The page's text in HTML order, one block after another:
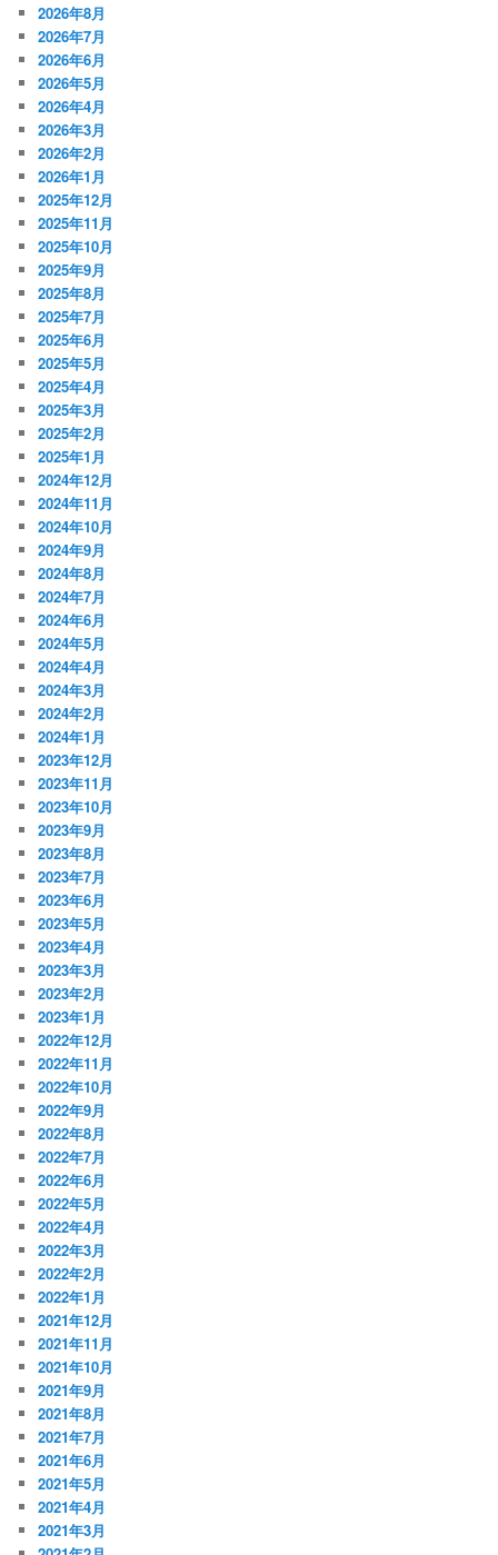
2026年8月
2026年7月
2026年6月
2026年5月
2026年4月
2026年3月
2026年2月
2026年1月
2025年12月
2025年11月
2025年10月
2025年9月
2025年8月
2025年7月
2025年6月
2025年5月
2025年4月
2025年3月
2025年2月
2025年1月
2024年12月
2024年11月
2024年10月
2024年9月
2024年8月
2024年7月
2024年6月
2024年5月
2024年4月
2024年3月
2024年2月
2024年1月
2023年12月
2023年11月
2023年10月
2023年9月
2023年8月
2023年7月
2023年6月
2023年5月
2023年4月
2023年3月
2023年2月
2023年1月
2022年12月
2022年11月
2022年10月
2022年9月
2022年8月
2022年7月
2022年6月
2022年5月
2022年4月
2022年3月
2022年2月
2022年1月
2021年12月
2021年11月
2021年10月
2021年9月
2021年8月
2021年7月
2021年6月
2021年5月
2021年4月
2021年3月